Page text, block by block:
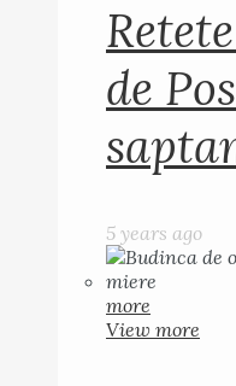
de
5 years ago
more
View more